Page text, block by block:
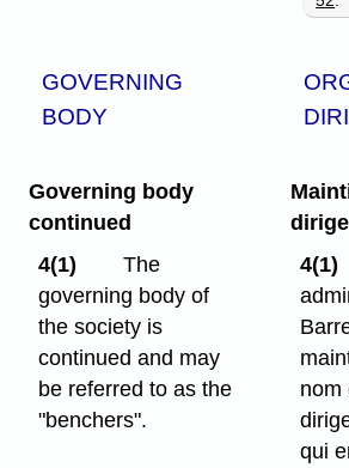
GOVERNING
BODY
Governing body
continued
4(1)
The
governing body of
the society is
continued and may
be referred to as the
"benchers".
4(1)
nom
qui